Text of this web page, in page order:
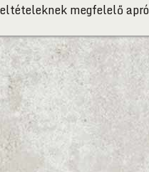
megfelelő